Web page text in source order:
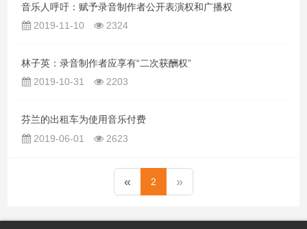
音乐人呼吁：赋予录音制作者公开表演权和广播权
2019-11-10
2324
林子英：录音制作者应享有“二次获酬权”
2019-10-31
2203
芬兰的出租车为使用音乐付费
2019-06-01
2623
« 2 »